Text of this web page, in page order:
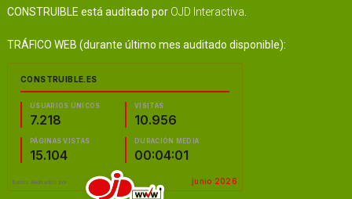
CONSTRUIBLE está auditado por OJD Interactiva.
TRÁFICO WEB (durante último mes auditado disponible):